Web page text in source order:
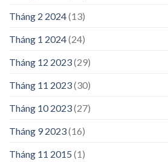
Tháng 2 2024(13)
Tháng 1 2024(24)
Tháng 12 2023(29)
Tháng 11 2023(30)
Tháng 10 2023(27)
Tháng 9 2023(16)
Tháng 11 2015 (1)